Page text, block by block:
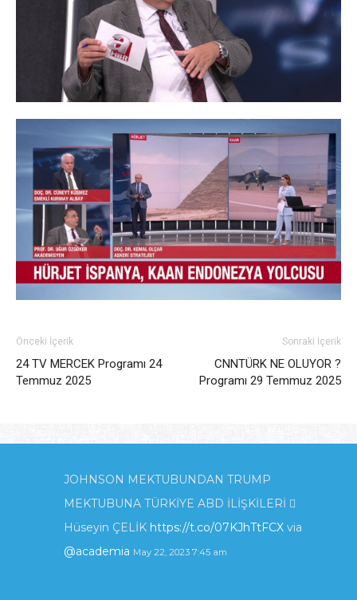
Önceki İçerik
24 TV MERCEK Programı 24
Temmuz 2025
Sonraki İçerik
CNNTÜRK NE OLUYOR ?
Programı 29 Temmuz 2025
JOHNSON MEKTUBUNDAN TRUMP
MEKTUBUNA TÜRKİYE ABD İLİŞKİLERİ 
Hüseyin ÇELİK https://t.co/07KJhTtFCX via
@academia May 22, 2023 7:45 am